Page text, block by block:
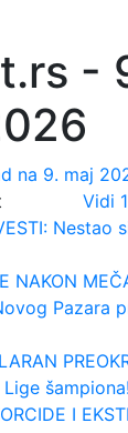
-
na 9. maj
Vidi
Nestao
NAKON
Pazara
šampiona!
I